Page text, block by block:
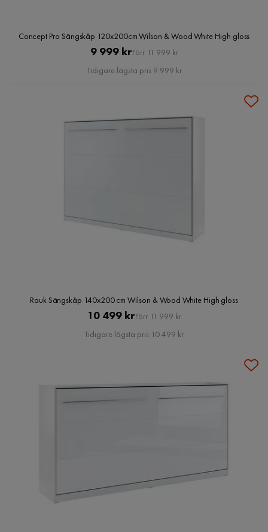
Concept Pro Sängskåp 120x200cm Wilson & Wood White High gloss
Pris
9 999 krOriginal
Pris
Förr 11 999 kr
Tidigare lägsta pris 9 999 kr
Rauk Sängskåp 140x200 cm Wilson & Wood White High gloss
Pris
10 499 krOriginal
Pris
Förr 11 999 kr
Tidigare lägsta pris 10 499 kr